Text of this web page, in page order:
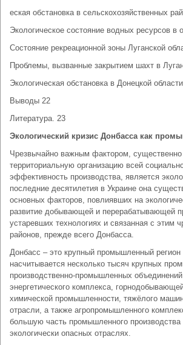
еская обстановка в сельскохозяйственных
Экологическое состояние водных ресурсов в
Состояние рекреационной зоны Луганской
Проблемы, вызванные закрытием шахт в
Экологическая обстановка в Донецкой
Выводы 22
Литература. 23
Экологический кризис Донбасса как
Чрезвычайно важным фактором,
территориальную организацию всей
эффективность производства, является
последние десятилетия в Украине она
основных факторов, повлиявших на
развитие добывающей и перерабатывающей
устаревших технологиях и связанная с этим
районов, прежде всего Донбасса.
Донбасс – это крупный промышленный регион
насчитывается несколько тысяч крупных
производственно-промышленных
энергетического комплекса,
химической промышленности, тяжёлого
отрасли, а также агропромышленного
большую часть промышленного
экологически опасных отраслях.